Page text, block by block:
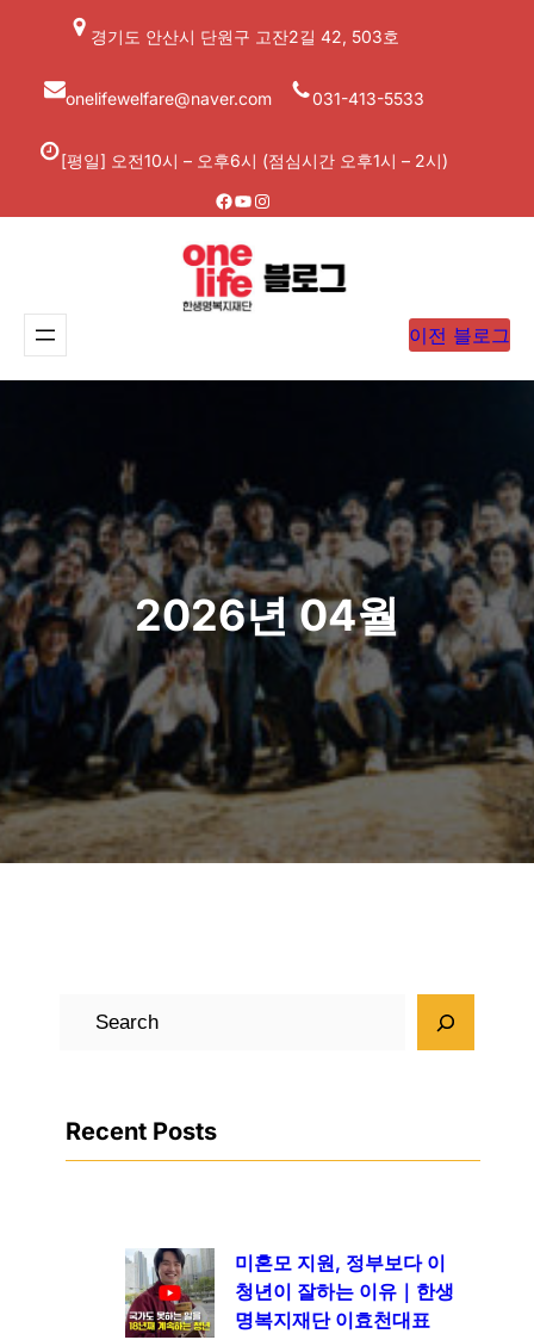
가
경기도 안산시 단원구 고잔2길 42, 503호
onelifewelfare@naver.com 031-413-5533
[평일] 오전10시 – 오후6시 (점심시간 오후1시 – 2시)
Facebook
YouTube
Instagram
이전 블로그
2026년 04월
Recent Posts
미혼모 지원, 정부보다 이
청년이 잘하는 이유｜한생
명복지재단 이효천대표